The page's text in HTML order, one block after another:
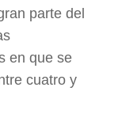
parte del
en que se
cuatro y